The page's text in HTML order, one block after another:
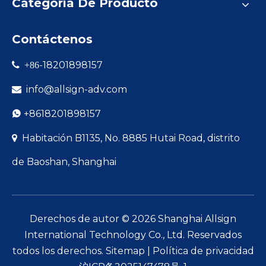
un contratista que trabaja en un proyecto de
piezas de máquinas personalizadas o un diseñador
que desarrolla instalaciones personalizadas de alta
proporciona la resistencia, la versatilidad y la
confiabilidad necesarias para completar proyectos
Categoría De Producto
Contáctenos
 +86-18201898157
 info@allsign-adv.com
 +8618201898157
 Habitación B1135, No. 8885 Hutai Road, distrito
de Baoshan, Shanghai
Derechos de autor © 2026 Shanghai Allsign
International Technology Co., Ltd. Reservados
todos los derechos. Sitemap
Política de privacidad